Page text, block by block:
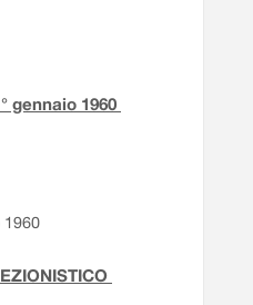
gennaio 1960
1960